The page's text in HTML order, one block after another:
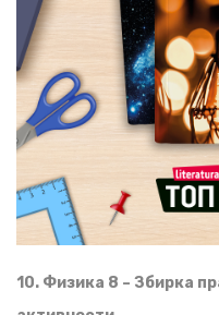
10. Физика 8 – Збирка